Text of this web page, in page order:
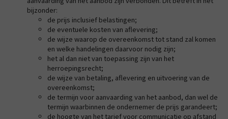
bijzonder:
de prijs inclusief belastingen;
de eventuele kosten van aflevering;
de wijze waarop de overeenkomst tot stand zal komen
en welke handelingen daarvoor nodig zijn;
het al dan niet van toepassing zijn van het
herroepingsrecht;
de wijze van betaling, aflevering en uitvoering van de
overeenkomst;
de termijn voor aanvaarding van het aanbod, dan wel de
termijn waarbinnen de ondernemer de prijs garandeert;
de hoogte van het tarief voor communicatie op afstand